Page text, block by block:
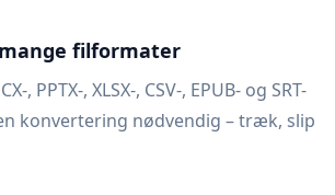
filformater
, PPTX-, XLSX-, CSV-, EPUB- og SRT-
konvertering nødvendig – træk, slip